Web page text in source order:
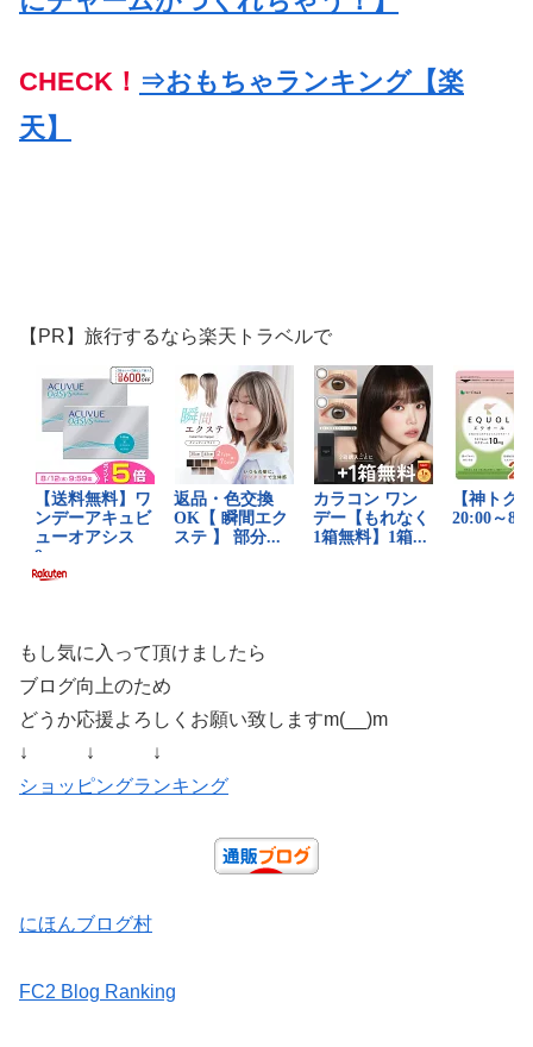
CHECK！ ⇒おもちゃランキング【楽
天】
【PR】旅行するなら楽天トラベルで
もし気に入って頂けましたら
ブログ向上のため
どうか応援よろしくお願い致しますm(__)m
↓ ↓ ↓
ショッピングランキング
にほんブログ村
FC2 Blog Ranking